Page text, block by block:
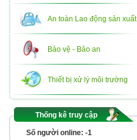
An toàn Lao động sản xuất
Bảo vệ - Bảo an
Thiết bị xử lý môi trường
Thống kê truy cập
Số người online: -1